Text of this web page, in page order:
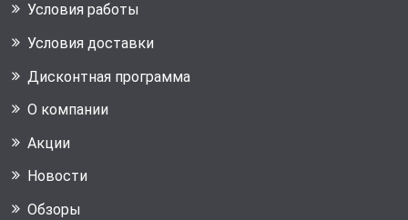
Условия работы
Условия доставки
Дисконтная программа
О компании
Акции
Новости
Обзоры